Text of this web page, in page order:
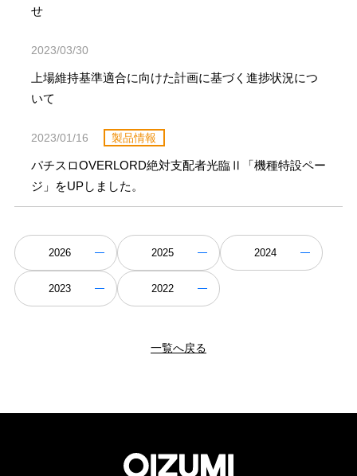
せ
2023/03/30
上場維持基準適合に向けた計画に基づく進捗状況につ
いて
2023/01/16 製品情報
パチスロOVERLORD絶対支配者光臨Ⅱ「機種特設ペー
ジ」をUPしました。
2026 2025 2024
2023 2022
一覧へ戻る